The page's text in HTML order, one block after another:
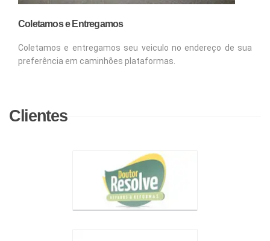
Coletamos e Entregamos
Coletamos e entregamos seu veiculo no endereço de sua
preferência em caminhões plataformas.
Clientes